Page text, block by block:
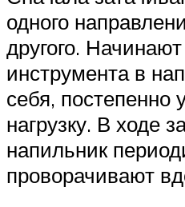
одного
другого.
инструмента в
себя, постепенно
нагрузку. В ходе
напильник
проворачивают